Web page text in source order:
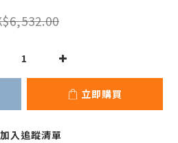
立即購買
加入追蹤清單